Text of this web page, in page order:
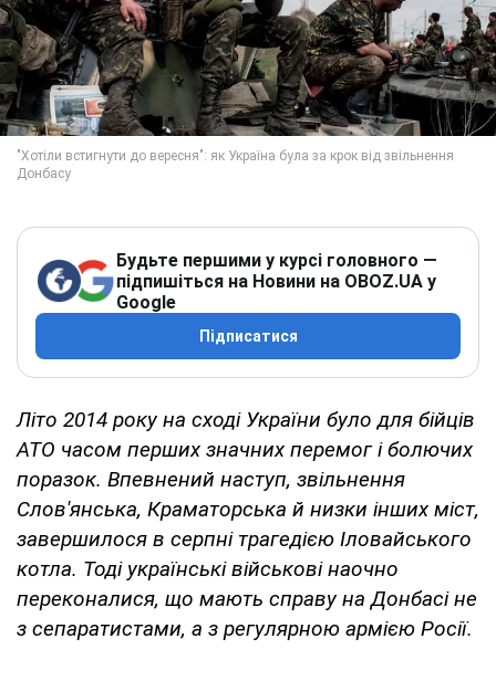
Будьте першими у курсі головного —
підпишіться на Новини на OBOZ.UA у
Google
Підписатися
Літо 2014 року на сході України було для бійців
АТО часом перших значних перемог і болючих
поразок. Впевнений наступ, звільнення
Слов'янська, Краматорська й низки інших міст,
завершилося в серпні трагедією Іловайського
котла. Тоді українські військові наочно
переконалися, що мають справу на Донбасі не
з сепаратистами, а з регулярною армією Росії.